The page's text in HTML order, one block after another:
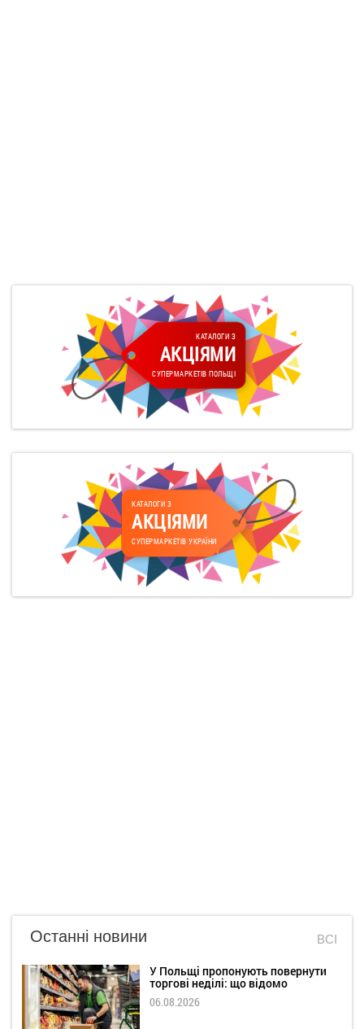
КАТАЛОГИ З
АКЦІЯМИ
СУПЕРМАРКЕТІВ ПОЛЬЩІ
КАТАЛОГИ З
АКЦІЯМИ
СУПЕРМАРКЕТІВ УКРАЇНИ
Останні новини ВСІ
У Польщі пропонують повернути
торгові неділі: що відомо
06.08.2026